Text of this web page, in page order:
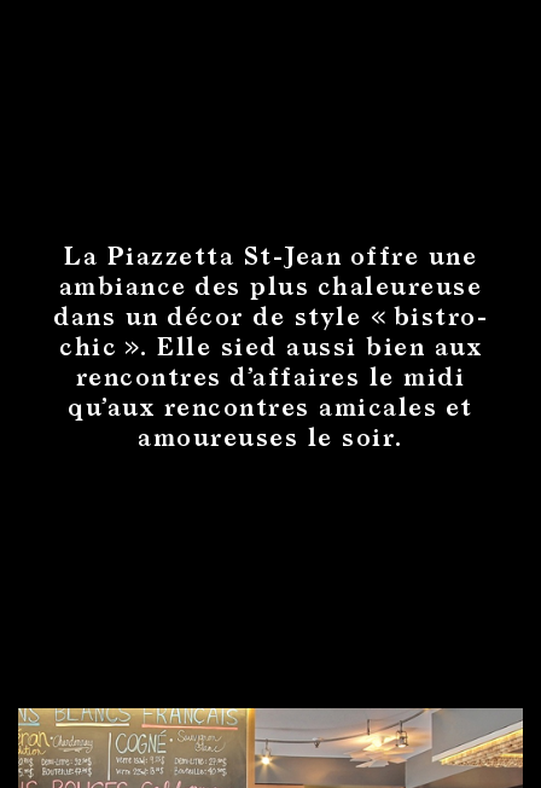
La Piazzetta St-Jean offre une
ambiance des plus chaleureuse
dans un décor de style « bistro-
chic ». Elle sied aussi bien aux
rencontres d’affaires le midi
qu’aux rencontres amicales et
amoureuses le soir.